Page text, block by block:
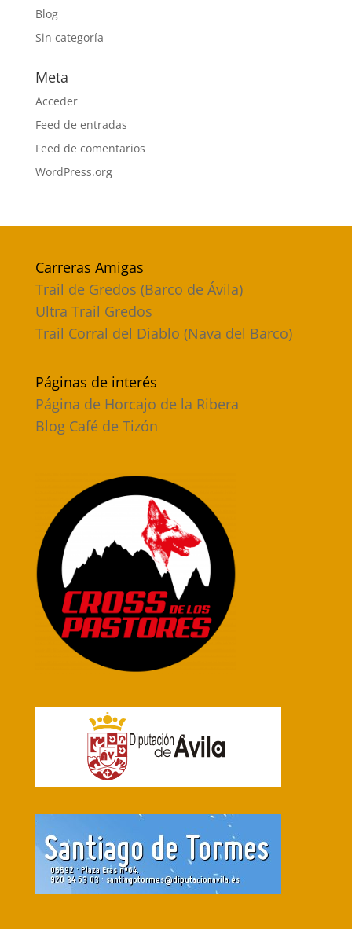
Blog
Sin categoría
Meta
Acceder
Feed de entradas
Feed de comentarios
WordPress.org
Carreras Amigas
Trail de Gredos (Barco de Ávila)
Ultra Trail Gredos
Trail Corral del Diablo (Nava del Barco)
Páginas de interés
Página de Horcajo de la Ribera
Blog Café de Tizón